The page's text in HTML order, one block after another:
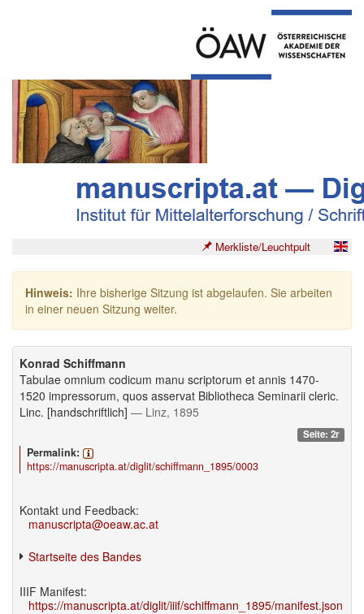
Merkliste/Leuchtpult
Hinweis: Ihre bisherige Sitzung ist abgelaufen. Sie arbeiten
in einer neuen Sitzung weiter.
Konrad Schiffmann
Tabulae omnium codicum manu scriptorum et annis 1470-
1520 impressorum, quos asservat Bibliotheca Seminarii cleric.
Linc. [handschriftlich] — Linz, 1895
Seite: 2r
Permalink:
https://manuscripta.at/diglit/schiffmann_1895/0003
Kontakt und Feedback:
manuscripta@oeaw.ac.at
Startseite des Bandes
IIIF Manifest:
https://manuscripta.at/diglit/iiif/schiffmann_1895/manifest.json